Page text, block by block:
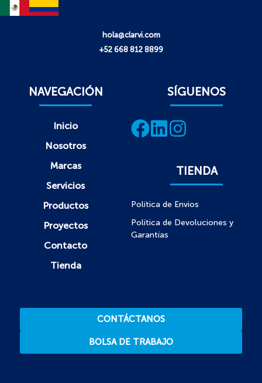
hola@clarvi.com
+52 668 812 8899
NAVEGACIÓN
Inicio
Nosotros
Marcas
Servicios
Productos
Proyectos
Contacto
Tienda
SÍGUENOS
TIENDA
Política de Envios
Política de Devoluciones y
Garantías
CONTÁCTANOS
BOLSA DE TRABAJO